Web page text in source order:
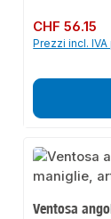
Prezzo normale:
CHF 56.15
Prezzi incl.
Ventosa